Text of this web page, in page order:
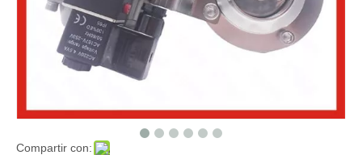
Compartir con: